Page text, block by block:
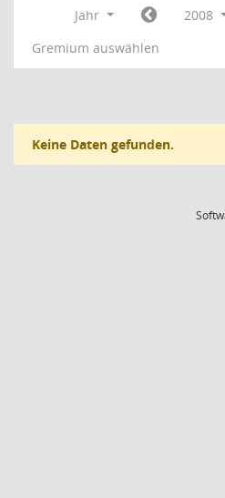
Jahr
2008
Gremium auswählen
Keine Daten gefunden.